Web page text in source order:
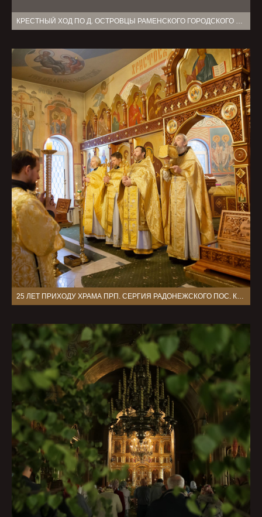
КРЕСТНЫЙ ХОД ПО Д. ОСТРОВЦЫ РАМЕНСКОГО ГОРОДСКОГО ОКРУГА
25 ЛЕТ ПРИХОДУ ХРАМА ПРП. СЕРГИЯ РАДОНЕЖСКОГО ПОС. КРАСКОВО